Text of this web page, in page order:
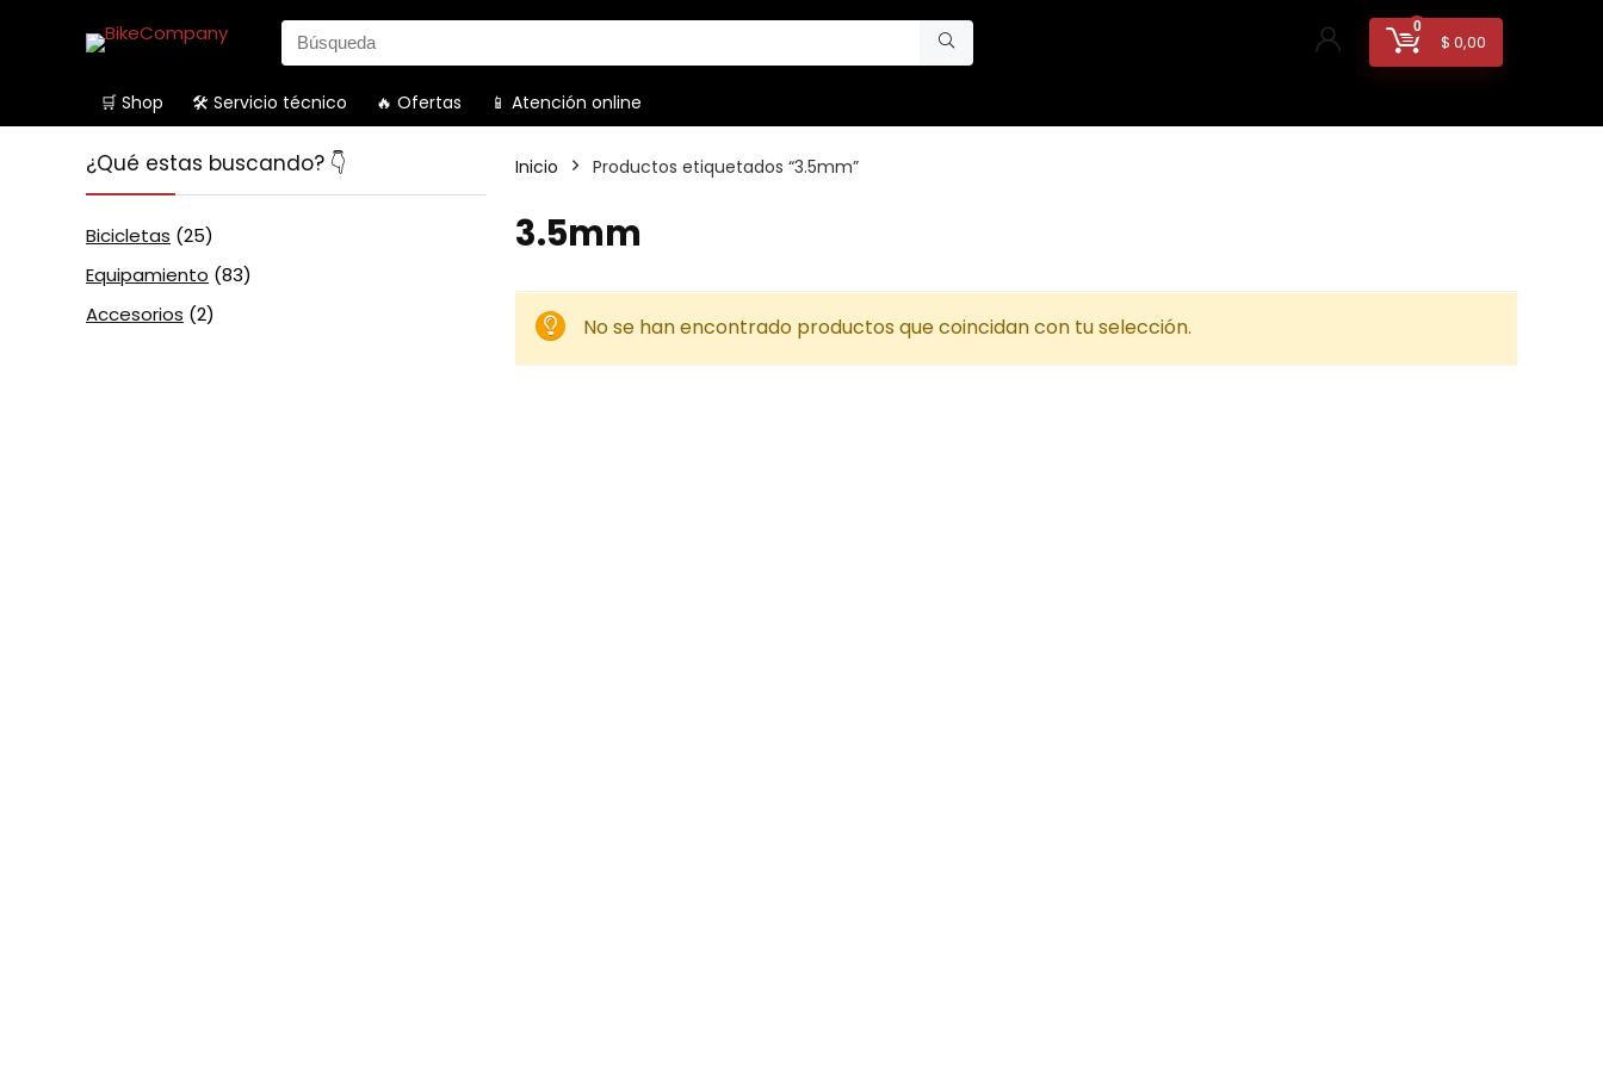
Search
for:
0
$ 0,00
🛒 Shop 🛠️ Servicio técnico 🔥 Ofertas 📱 Atención online
¿Qué estas buscando? 👇
Bicicletas (25)
Equipamiento (83)
Accesorios (2)
Inicio Productos etiquetados “3.5mm”
3.5mm
No se han encontrado productos que coincidan con tu selección.